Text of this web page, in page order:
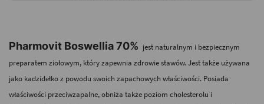
Pharmovit Boswellia 70% jest naturalnym i bezpiecznym
preparatem ziołowym, który zapewnia zdrowie stawów. Jest także używana
jako kadzidełko z powodu swoich zapachowych właściwości. Posiada
właściwości przeciwzapalne, obniża także poziom cholesterolu i